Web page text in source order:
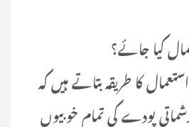
کیا جائے؟
کا طریقہ بتاتے ہیں کہ
پودے کی تمام خوبیوں